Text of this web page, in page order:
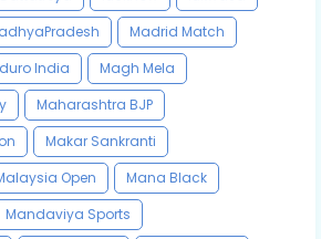
Madrid Match
India
Magh Mela
Maharashtra BJP
Makar Sankranti
Open
Mana Black
Mandaviya Sports